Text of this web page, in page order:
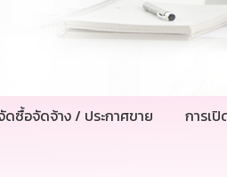
ดซื้อจัดจ้าง / ประกาศขาย การเ